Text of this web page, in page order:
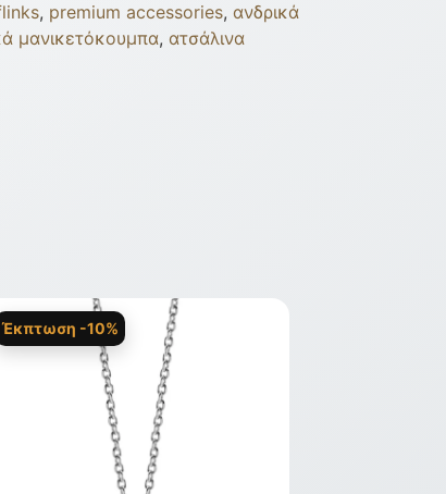
, premium accessories, ανδρικά
μανικετόκουμπα, ατσάλινα
Έκπτωση -10%